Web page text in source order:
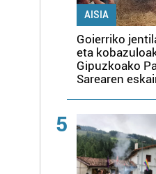
AISIA
Goierriko
eta
Gipuzkoako
Sarearen
5